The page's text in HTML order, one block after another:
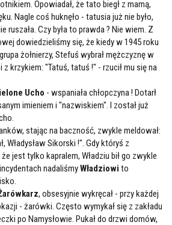
Opowiadał, że tato biegł z mamą,
Nagle coś huknęło - tatusia już nie było,
ruszała. Czy była to prawda ? Nie wiem. Z
dowiedzieliśmy się, że kiedy w 1945 roku
żołnierzy, Stefuś wybrał mężczyznę w
krzykiem: "Tatuś, tatuś !" - rzucił mu się na
Ucho - wspaniała chłopczyna ! Dotarł
imieniem i "nazwiskiem". I został już
stając na baczność, zwykle meldował:
Władysław Sikorski !". Gdy któryś z
jest tylko kapralem, Władziu bił go zwykle
nadaliśmyWładziowi to
, obsesyjnie wykręcał - przy każdej
- żarówki. Często wymykał się z zakładu
po Namysłowie. Pukał do drzwi domów,